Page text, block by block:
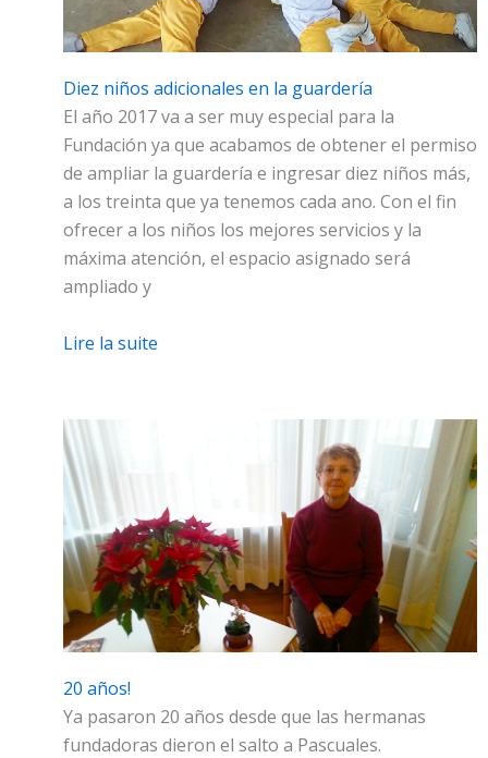
Diez niños adicionales en la guardería
El año 2017 va a ser muy especial para la
Fundación ya que acabamos de obtener el permiso
de ampliar la guardería e ingresar diez niños más,
a los treinta que ya tenemos cada ano. Con el fin
ofrecer a los niños los mejores servicios y la
máxima atención, el espacio asignado será
ampliado y
Lire la suite
20 años!
Ya pasaron 20 años desde que las hermanas
fundadoras dieron el salto a Pascuales.